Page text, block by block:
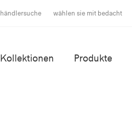
händlersuche wählen sie mit bedacht
Kollektionen Produkte